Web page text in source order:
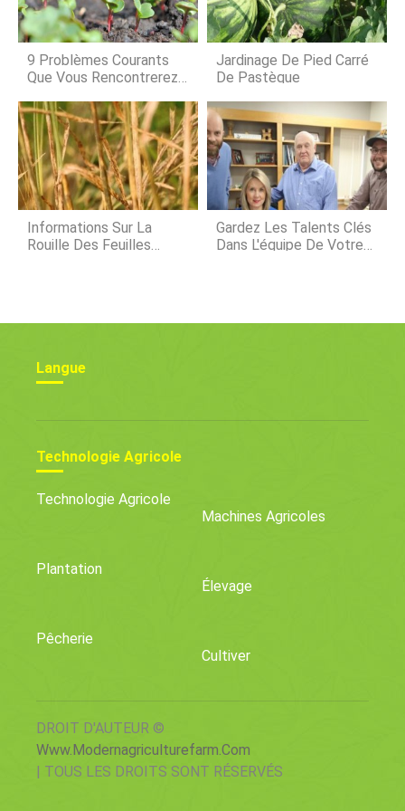
étudiants de Upstart University ont
été occupés ! Vous vous demandez
ce quils ont fait cette année ? Voici
le top 5 des cours tendance de 20
9 Problèmes Courants
Que Vous Rencontrerez
Radis
Jardinage De Pied Carré
De Pastèque
Informations Sur La
Rouille Des Feuilles
Gardez Les Talents Clés
Dans L'équipe De Votre
Langue
Technologie Agricole
Technologie Agricole
Machines Agricoles
Plantation
Élevage
Pêcherie
Cultiver
DROIT D'AUTEUR ©
Www.modernagriculturefarm.com
| TOUS LES DROITS SONT RÉSERVÉS